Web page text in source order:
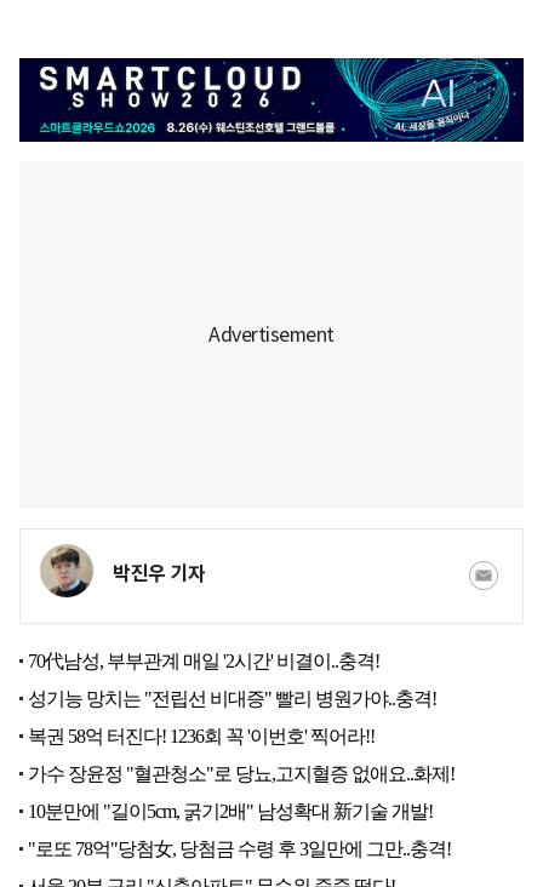
박진우 기자